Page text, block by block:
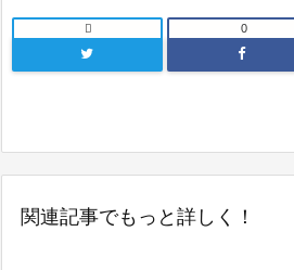
 0
関連記事でもっと詳しく！